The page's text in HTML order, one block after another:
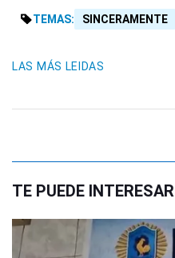
TEMAS: SINCERAMENTE
LAS MÁS LEIDAS
TE PUEDE INTERESAR